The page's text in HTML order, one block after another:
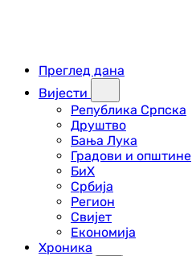
Преглед дана
Вијести
Република Српска
Друштво
Бања Лука
Градови и општине
БиХ
Србија
Регион
Свијет
Економија
Хроника